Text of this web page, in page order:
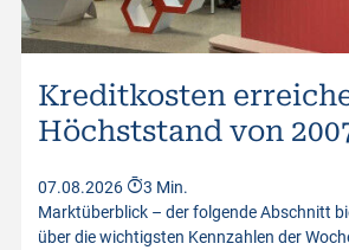
Letzter Kurs
Distanz zum Knock-Out
Kurswerte vom
Kreditkosten
Höchststand von
07.08.2026
3 Min.
Marktüberblick – der folgende Abschnitt
über die wichtigsten Kennzahlen der